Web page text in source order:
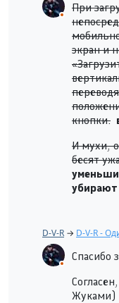
При
экран и
кнопки.
И мухи,
бесят
D-V-R → D-V-R -
Спасибо
Жуками)